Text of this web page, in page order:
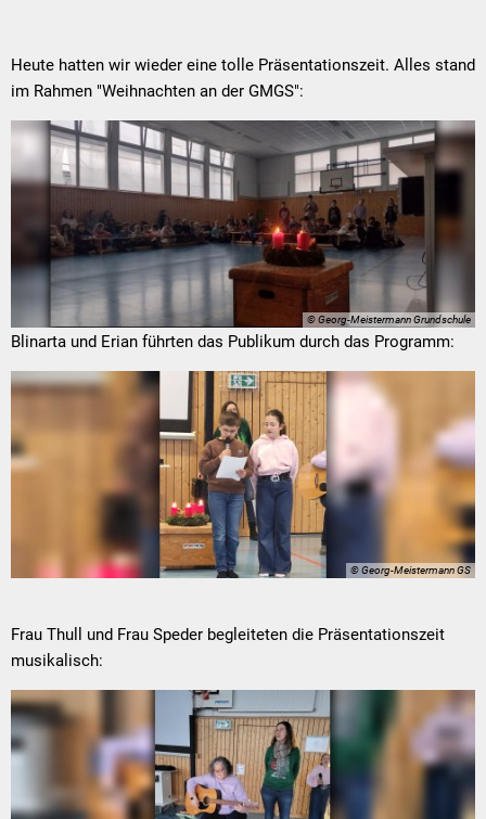
Heute hatten wir wieder eine tolle Präsentationszeit. Alles stand
im Rahmen "Weihnachten an der GMGS":
© Georg-Meistermann Grundschule
Blinarta und Erian führten das Publikum durch das Programm:
© Georg-Meistermann GS
Frau Thull und Frau Speder begleiteten die Präsentationszeit
musikalisch: